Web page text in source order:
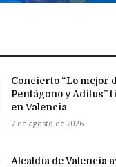
Concierto “Lo mejor
Pentágono y Aditus”
en Valencia
7 de agosto de 2026
Alcaldía de Valencia